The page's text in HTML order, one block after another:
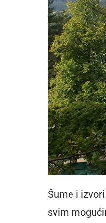
Šume i
svim